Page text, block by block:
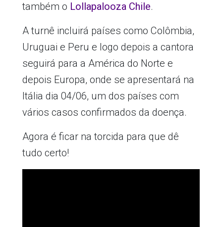
também o Lollapalooza Chile.
A turnê incluirá países como Colômbia,
Uruguai e Peru e logo depois a cantora
seguirá para a América do Norte e
depois Europa, onde se apresentará na
Itália dia 04/06, um dos países com
vários casos confirmados da doença.
Agora é ficar na torcida para que dê
tudo certo!